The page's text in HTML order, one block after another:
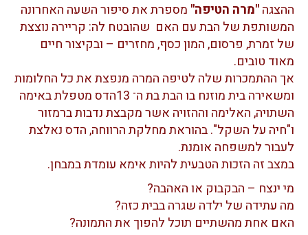
ההצגה"מרה הטיפה" מספרת את סיפור השעה האחרונה
המשותפת של הבת עם האם שהובטח לה: קריירה נוצצת
של זמרת, פרסום, המון כסף, מחזרים – ובקיצור חיים
מאוד טובים.
אך ההתמכרות שלה לטיפה המרה מנפצת את כל החלומות
ומשאירה בית מוזנח בו הבת בת ה־ 13הדס מטפלת באימה
השתויה, האלימה וההזויה אשר מקבצת נדבות ברמזור
ו"חיה על השקל". בהוראת מחלקת הרווחה, הדס נאלצת
לעבור למשפחה אומנת.
במצב זה הזכות הטבעית להיות אימא עומדת במבחן.
מי ינצח – הבקבוק או האהבה?
מה עתידה של ילדה שגרה בבית כזה?
האם אחת מהשתיים תוכל להפוך את התמונה?